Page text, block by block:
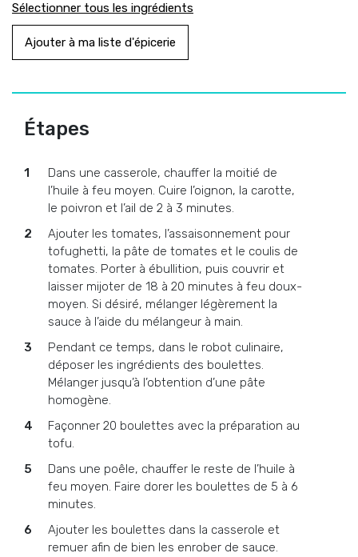
Sélectionner tous les ingrédients
Ajouter à ma liste d'épicerie
Étapes
Dans une casserole, chauffer la moitié de
l’huile à feu moyen. Cuire l’oignon, la carotte,
le poivron et l’ail de 2 à 3 minutes.
Ajouter les tomates, l’assaisonnement pour
tofughetti, la pâte de tomates et le coulis de
tomates. Porter à ébullition, puis couvrir et
laisser mijoter de 18 à 20 minutes à feu doux-
moyen. Si désiré, mélanger légèrement la
sauce à l’aide du mélangeur à main.
Pendant ce temps, dans le robot culinaire,
déposer les ingrédients des boulettes.
Mélanger jusqu’à l’obtention d’une pâte
homogène.
Façonner 20 boulettes avec la préparation au
tofu.
Dans une poêle, chauffer le reste de l’huile à
feu moyen. Faire dorer les boulettes de 5 à 6
minutes.
Ajouter les boulettes dans la casserole et
remuer afin de bien les enrober de sauce.